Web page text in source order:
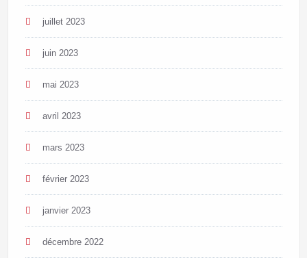
juillet 2023
juin 2023
mai 2023
avril 2023
mars 2023
février 2023
janvier 2023
décembre 2022